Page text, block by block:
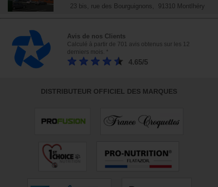
23 bis, rue des Bourguignons, 91310 Montlhéry
Avis de nos Clients
Calculé à partir de 701 avis obtenus sur les 12
derniers mois. *
4.65/5
DISTRIBUTEUR OFFICIEL DES MARQUES